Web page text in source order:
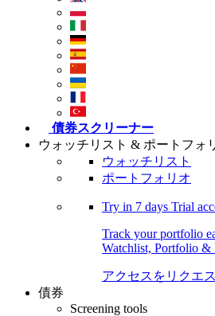
債券スクリーナー
ウォッチリスト & ポートフォ
ウォッチリスト
ポートフォリオ
Try in 7 days Trial
Track your portfolio
Watchlist, Portfolio &
アクセスをリクエ
債券
Screening tools